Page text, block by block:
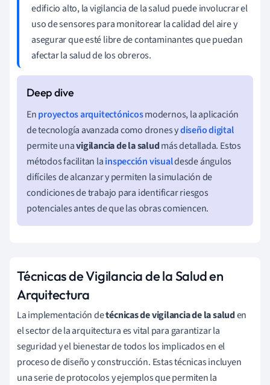
edificio alto, la vigilancia de la salud puede involucrar el
uso de sensores para monitorear la calidad del aire y
asegurar que esté libre de contaminantes que puedan
afectar la salud de los obreros.
Enproyectos arquitectónicosmodernos, la aplicación
de tecnología avanzada como drones ydiseño digital
permite unavigilancia de la saludmás detallada. Estos
métodos facilitan lainspección visualdesde ángulos
difíciles de alcanzar y permiten la simulación de
condiciones de trabajo para identificar riesgos
potenciales antes de que las obras comiencen.
Técnicas de Vigilancia de la Salud en
Arquitectura
La implementación detécnicas de vigilancia de la saluden
el sector de la arquitectura es vital para garantizar la
seguridad y el bienestar de todos los implicados en el
proceso de diseño y construcción. Estas técnicas incluyen
una serie de protocolos y ejemplos que permiten la